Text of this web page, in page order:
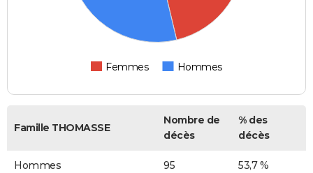
Femmes Hommes
Famille THOMASSE
Nombre de
décès
% des
décès
Hommes 95 53,7 %